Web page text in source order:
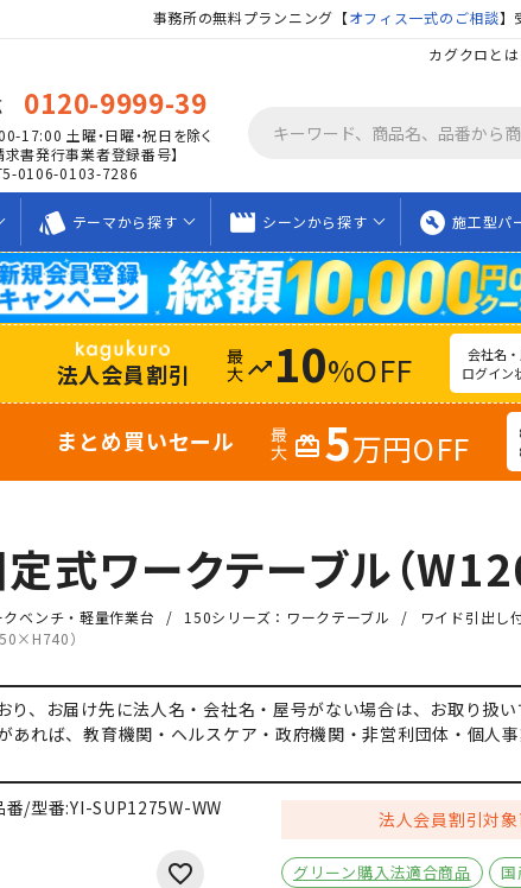
事務所の無料プランニング【オフィス一式のご相談】
カグクロとは
0120-9999-39
17:00 土曜・日曜・祝日を除く
求書発行事業者登録番号】
0106-0103-7286
style テーマから探す movie_creation シーンから探す build_circle 施工型パ
法人会員割引 trending_up 10%OFF
会社名
ログイン
まとめ買いセール redeem 5万円OFF
定式ワークテーブル（
ベンチ・軽量作業台 150シリーズ：ワークテーブル
ワイド引出し
）
り、お届け先に法人名・会社名・屋号がない場合は、お取り扱い
あれば、教育機関・ヘルスケア・政府機関・非営利団体・個人
番/型番:YI-SUP1275W-WW 法人会員割引対象
グリーン購入法適合商品